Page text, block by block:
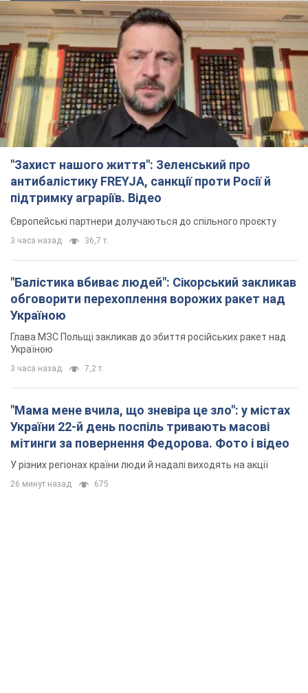
"Захист нашого життя": Зеленський про
антибалістику FREYJA, санкції проти Росії й
підтримку аграріїв. Відео
Європейські партнери долучаються до спільного проєкту
3 часа назад 36,7 т.
"Балістика вбиває людей": Сікорський закликав
обговорити перехоплення ворожих ракет над
Україною
Глава МЗС Польщі закликав до збиття російських ракет над
Україною
3 часа назад 7,2 т.
"Мама мене вчила, що зневіра це зло": у містах
України 22-й день поспіль тривають масові
мітинги за повернення Федорова. Фото і відео
У різних регіонах країни люди й надалі виходять на акції
26 минут назад 675